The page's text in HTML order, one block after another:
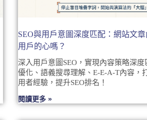
SEO與用戶意圖深度匹配：網站文章
用戶的心嗎？
深入用戶意圖SEO，實現內容策略深度
優化、語義搜尋理解、E-E-A-T內容，
用者經驗，提升SEO排名！
閱讀更多 »